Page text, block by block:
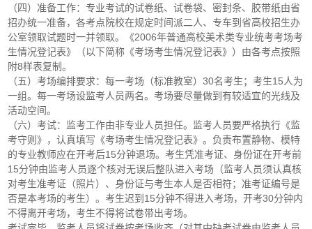
（四）准备工作：专业考试的试卷纸、试卷袋、密封条、胶带纸由省
招办统一准备，各考点院校在规定时间派二人、专车到省高校招生办
公室领取试题时一并领取。《2006年普通高校美术类专业统考考场考
生情况登记表》（以下简称《考场考生情况登记表》）由各考点按照
附8样表复制。
（五）考场编排要求：每一考场（标准教室）30名考生；考生15人为
一组。每一考场设监考人员两名。考场要尽量做到有较适宜的光线及
活动空间。
（六）考试：监考工作由非专业人员担任。监考人员要严格执行《监
考守则》，认真填写《考场考生情况登记表》。负责布置静物、模特
的专业教师应在开考后15分钟退场。考生凭准考证、身份证在开考前
15分钟由监考人员逐个核对无误后整队进入考场（监考人员须认真核
对考生准考证（照片）、身份证与考生本人是否相符；准考证编号是
否是本考场的考生）。考生迟到15分钟不得进入考场，开考30分钟内
不得离开考场，考生不得将试卷带出考场。